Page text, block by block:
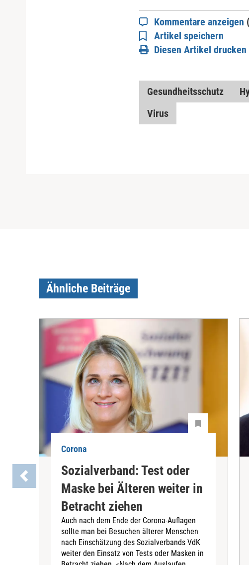
Kommentare anzeigen
Artikel speichern
Diesen Artikel drucken
Gesundheitsschutz
Virus
Ähnliche Beiträge
Corona
Sozialverband: Test oder
Maske bei Älteren weiter in
Betracht ziehen
Auch nach dem Ende der Corona-Auflagen
sollte man bei Besuchen älterer Menschen
nach Einschätzung des Sozialverbands VdK
weiter den Einsatz von Tests oder Masken in